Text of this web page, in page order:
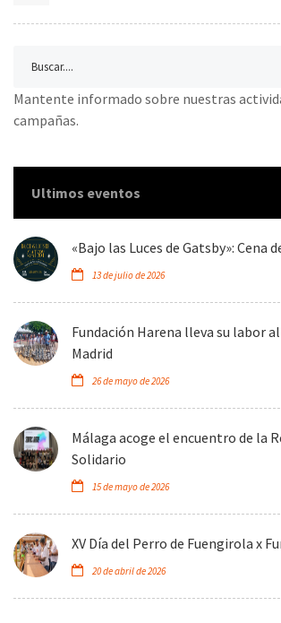
Mantente informado sobre nuestras
campañas.
Ultimos eventos
«Bajo las Luces de Gatsby»: Cena
13 de julio de 2026
Fundación Harena lleva su labor
Madrid
26 de mayo de 2026
Málaga acoge el encuentro de la
Solidario
15 de mayo de 2026
XV Día del Perro de Fuengirola x
20 de abril de 2026